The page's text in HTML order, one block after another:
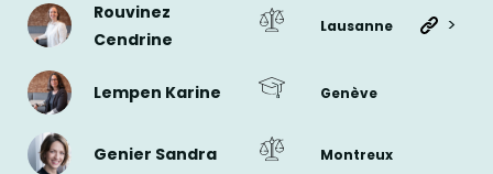
Rouvinez
Cendrine
Lausanne >
Lempen Karine Genève
Genier Sandra Montreux